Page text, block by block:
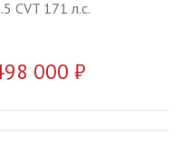
CVT 171 л.с.
000 ₽